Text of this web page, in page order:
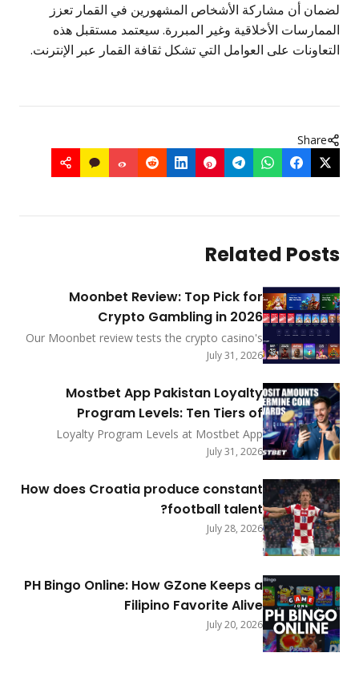
لضمان أن مشاركة الأشخاص المشهورين في القمار تعزز
الممارسات الأخلاقية وغير المبررة. سيعتمد مستقبل هذه
التعاونات على العوامل التي تشكل ثقافة القمار عبر الإنترنت.
Share
Related Posts
Moonbet Review: Top Pick for
Crypto Gambling in 2026
Our Moonbet review tests the crypto casino's
sub-5-min payouts, no-KYC-under-$2,000
ranks among 2026's best.
July 31, 2026
Mostbet App Pakistan Loyalty
Program Levels: Ten Tiers of
Exclusive Privileges
Loyalty Program Levels at Mostbet App
Pakistan feature ten tiers with coin exchange
bonuses, status rewards, promo shop prizes,
redemption steps, and progress tracking for
2026.
July 31, 2026
How does Croatia produce constant
football talent?
July 28, 2026
PH Bingo Online: How GZone Keeps a
Filipino Favorite Alive
July 20, 2026